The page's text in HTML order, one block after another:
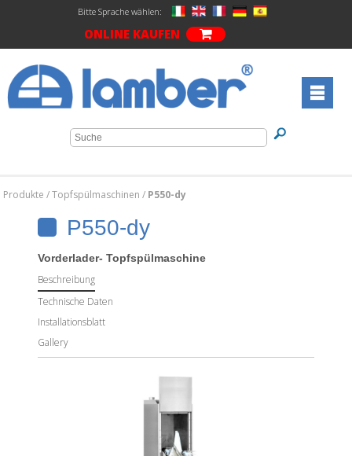
Bitte Sprache wählen:
ONLINE KAUFEN
Produkte/Topfspülmaschinen/ P550-dy
P550-dy
Vorderlader- Topfspülmaschine
Beschreibung
Technische Daten
Installationsblatt
Gallery